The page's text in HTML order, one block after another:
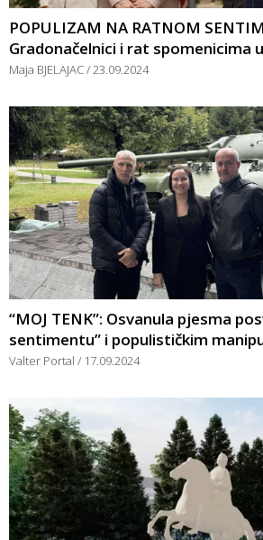
POPULIZAM NA RATNOM
Gradonačelnici i rat spomenicima
Maja BJELAJAC 23.09.2024
“MOJ TENK”: Osvanula pjesma
sentimentu” i populističkim
Valter Portal 17.09.2024